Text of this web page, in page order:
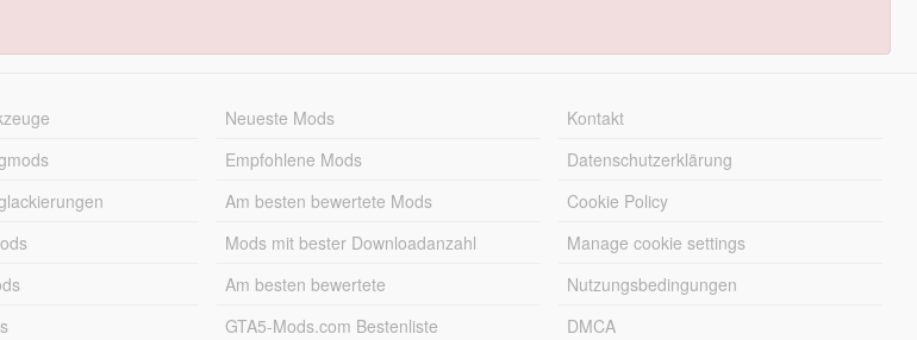
Neueste Mods
Empfohlene Mods
Am besten bewertete Mods
Mods mit bester Downloadanzahl
Am besten bewertete
GTA5-Mods.com Bestenliste
Kontakt
Datenschutzerklärung
Cookie Policy
Manage cookie settings
Nutzungsbedingungen
DMCA